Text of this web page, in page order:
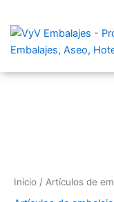
contenido
Inicio / Artículos de